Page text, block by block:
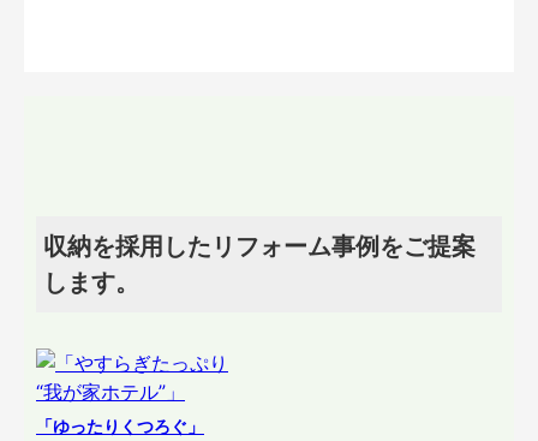
収納を採用したリフォーム事例をご提案
します。
「ゆったりくつろぐ」